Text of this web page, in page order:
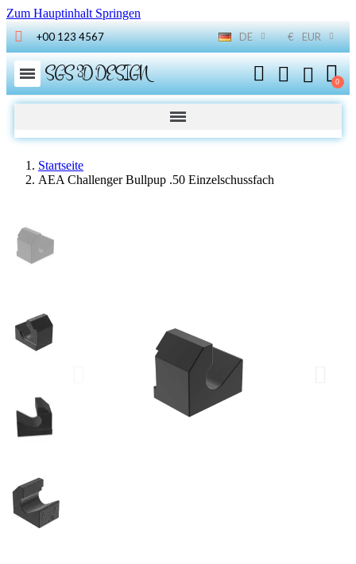
Zum Hauptinhalt Springen
+00 123 4567 DE € EUR
SGS 3D DESIGN
Startseite
AEA Challenger Bullpup .50 Einzelschussfach